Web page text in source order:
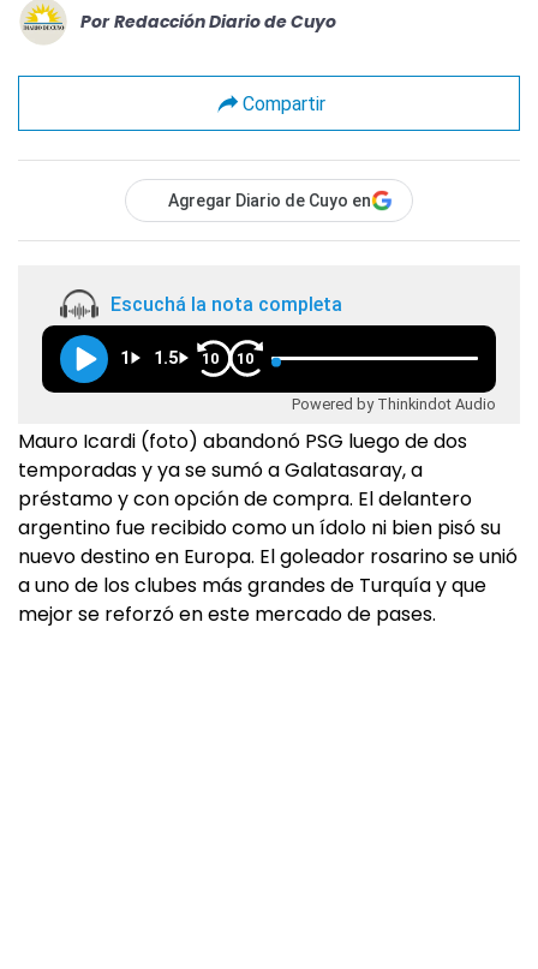
Por Redacción Diario de Cuyo
Compartir
Agregar Diario de Cuyo en
Escuchá la nota completa
1 1.5 10 10
Powered by Thinkindot Audio
Mauro Icardi (foto) abandonó PSG luego de dos
temporadas y ya se sumó a Galatasaray, a
préstamo y con opción de compra. El delantero
argentino fue recibido como un ídolo ni bien pisó su
nuevo destino en Europa. El goleador rosarino se unió
a uno de los clubes más grandes de Turquía y que
mejor se reforzó en este mercado de pases.